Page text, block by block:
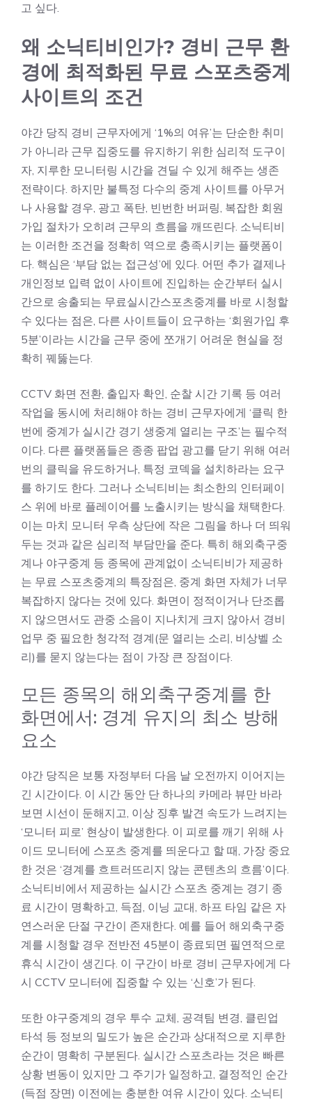
고 싶다.
왜 소닉티비인가? 경비 근무 환
경에 최적화된 무료 스포츠중계
사이트의 조건
야간 당직 경비 근무자에게 ‘1%의 여유’는 단순한 취미
가 아니라 근무 집중도를 유지하기 위한 심리적 도구이
자, 지루한 모니터링 시간을 견딜 수 있게 해주는 생존
전략이다. 하지만 불특정 다수의 중계 사이트를 아무거
나 사용할 경우, 광고 폭탄, 빈번한 버퍼링, 복잡한 회원
가입 절차가 오히려 근무의 흐름을 깨뜨린다. 소닉티비
는 이러한 조건을 정확히 역으로 충족시키는 플랫폼이
다. 핵심은 ‘부담 없는 접근성’에 있다. 어떤 추가 결제나
개인정보 입력 없이 사이트에 진입하는 순간부터 실시
간으로 송출되는 무료실시간스포츠중계를 바로 시청할
수 있다는 점은, 다른 사이트들이 요구하는 ‘회원가입 후
5분’이라는 시간을 근무 중에 쪼개기 어려운 현실을 정
확히 꿰뚫는다.
CCTV 화면 전환, 출입자 확인, 순찰 시간 기록 등 여러
작업을 동시에 처리해야 하는 경비 근무자에게 ‘클릭 한
번에 중계가 실시간 경기 생중계 열리는 구조’는 필수적
이다. 다른 플랫폼들은 종종 팝업 광고를 닫기 위해 여러
번의 클릭을 유도하거나, 특정 코덱을 설치하라는 요구
를 하기도 한다. 그러나 소닉티비는 최소한의 인터페이
스 위에 바로 플레이어를 노출시키는 방식을 채택한다.
이는 마치 모니터 우측 상단에 작은 그림을 하나 더 띄워
두는 것과 같은 심리적 부담만을 준다. 특히 해외축구중
계나 야구중계 등 종목에 관계없이 소닉티비가 제공하
는 무료 스포츠중계의 특장점은, 중계 화면 자체가 너무
복잡하지 않다는 것에 있다. 화면이 정적이거나 단조롭
지 않으면서도 관중 소음이 지나치게 크지 않아서 경비
업무 중 필요한 청각적 경계(문 열리는 소리, 비상벨 소
리)를 묻지 않는다는 점이 가장 큰 장점이다.
모든 종목의 해외축구중계를 한
화면에서: 경계 유지의 최소 방해
요소
야간 당직은 보통 자정부터 다음 날 오전까지 이어지는
긴 시간이다. 이 시간 동안 단 하나의 카메라 뷰만 바라
보면 시선이 둔해지고, 이상 징후 발견 속도가 느려지는
‘모니터 피로’ 현상이 발생한다. 이 피로를 깨기 위해 사
이드 모니터에 스포츠 중계를 띄운다고 할 때, 가장 중요
한 것은 ‘경계를 흐트러뜨리지 않는 콘텐츠의 흐름’이다.
소닉티비에서 제공하는 실시간 스포츠 중계는 경기 종
료 시간이 명확하고, 득점, 이닝 교대, 하프 타임 같은 자
연스러운 단절 구간이 존재한다. 예를 들어 해외축구중
계를 시청할 경우 전반전 45분이 종료되면 필연적으로
휴식 시간이 생긴다. 이 구간이 바로 경비 근무자에게 다
시 CCTV 모니터에 집중할 수 있는 ‘신호’가 된다.
또한 야구중계의 경우 투수 교체, 공격팀 변경, 클린업
타석 등 정보의 밀도가 높은 순간과 상대적으로 지루한
순간이 명확히 구분된다. 실시간 스포츠라는 것은 빠른
상황 변동이 있지만 그 주기가 일정하고, 결정적인 순간
(득점 장면) 이전에는 충분한 여유 시간이 있다. 소닉티